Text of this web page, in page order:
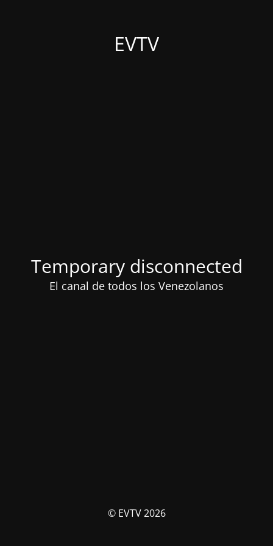
EVTV
Temporary disconnected
El canal de todos los Venezolanos
© EVTV 2026